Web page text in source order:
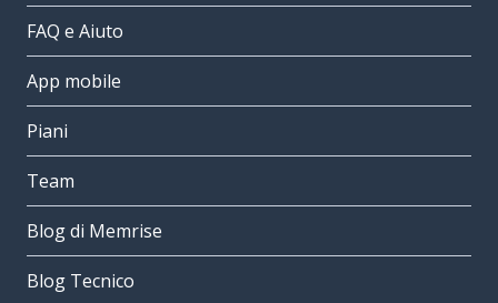
FAQ e Aiuto
App mobile
Piani
Team
Blog di Memrise
Blog Tecnico